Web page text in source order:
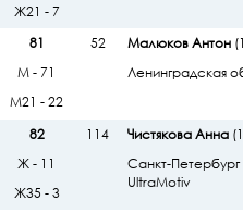
Ж21 - 7
81
52 Малюков Антон
Ленинградская
М - 71
М21 - 22
82
114 Чистякова Анна
Санкт-Петербург
UltraMotiv
Ж - 11
Ж35 - 3